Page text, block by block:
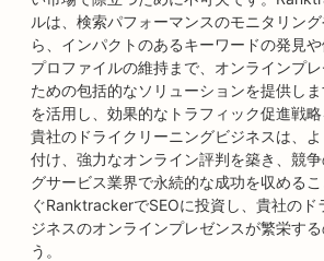
ルは、検索パフォーマンスのモニタリン
ら、インパクトのあるキーワードの発見
プロファイルの維持まで、オンラインプ
ための包括的なソリューションを提供し
を活用し、効果的なトラフィック促進戦略
貴社のドライクリーニングビジネスは、
付け、強力なオンライン評判を築き、競
グサービス業界で永続的な成功を収める
ぐRanktrackerでSEOに投資し、貴社のド
ジネスのオンラインプレゼンスが繁栄す
う。